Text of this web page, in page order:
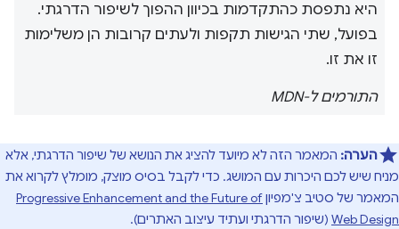
היא נתפסת כהתקדמות בכיוון ההפוך לשיפור הדרגתי.
בפועל, שתי הגישות תקפות ולעתים קרובות הן משלימות
זו את זו.
התורמים ל-MDN
הערה: המאמר הזה לא מיועד להציג את הנושא של שיפור הדרגתי, אלא
מניח שיש לכם היכרות עם המושג. כדי לקבל בסיס מוצק, מומלץ לקרוא את
המאמר של סטיב צ'מפיוןProgressive Enhancement and the Future of
Web Design (שיפור הדרגתי ועתיד עיצוב האתרים).